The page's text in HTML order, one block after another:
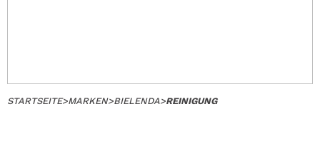
STARTSEITE>MARKEN>BIELENDA>REINIGUNG